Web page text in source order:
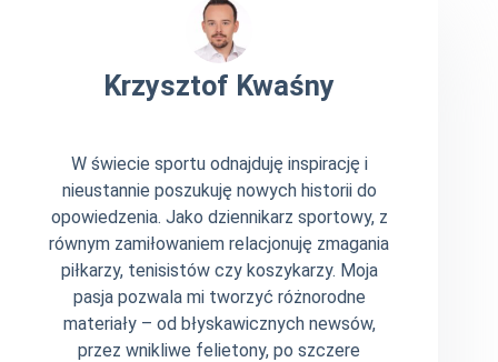
Krzysztof Kwaśny
W świecie sportu odnajduję inspirację i
nieustannie poszukuję nowych historii do
opowiedzenia. Jako dziennikarz sportowy, z
równym zamiłowaniem relacjonuję zmagania
piłkarzy, tenisistów czy koszykarzy. Moja
pasja pozwala mi tworzyć różnorodne
materiały – od błyskawicznych newsów,
przez wnikliwe felietony, po szczere